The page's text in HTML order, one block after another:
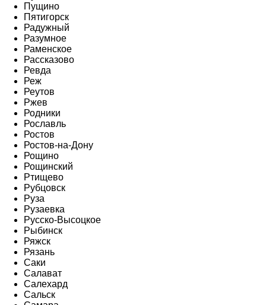
Пущино
Пятигорск
Радужный
Разумное
Раменское
Рассказово
Ревда
Реж
Реутов
Ржев
Родники
Рославль
Ростов
Ростов-на-Дону
Рощино
Рощинский
Ртищево
Рубцовск
Руза
Рузаевка
Русско-Высоцкое
Рыбинск
Ряжск
Рязань
Саки
Салават
Салехард
Сальск